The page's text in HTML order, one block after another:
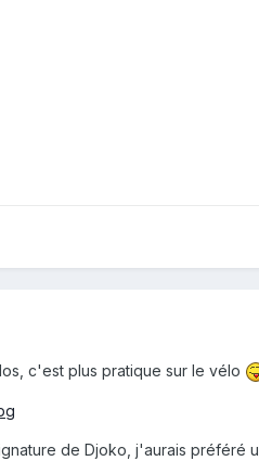
c'est plus pratique sur le vélo
de Djoko, j'aurais préféré